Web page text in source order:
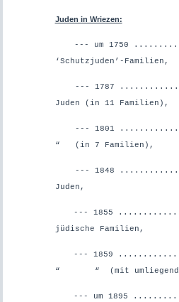
Juden in Wriezen:
--- um 1750
‘Schutzjuden’-Familien,
--- 1787
Juden (in 11 Familien),
--- 1801
“ (in 7 Familien),
--- 1848
Juden,
--- 1855
jüdische Familien,
--- 1859
“ “ (mit
--- um 1895